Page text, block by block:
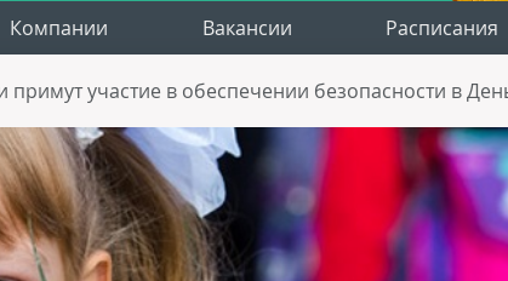
Компании Вакансии Расписания
примут участие в обеспечении безопасности в